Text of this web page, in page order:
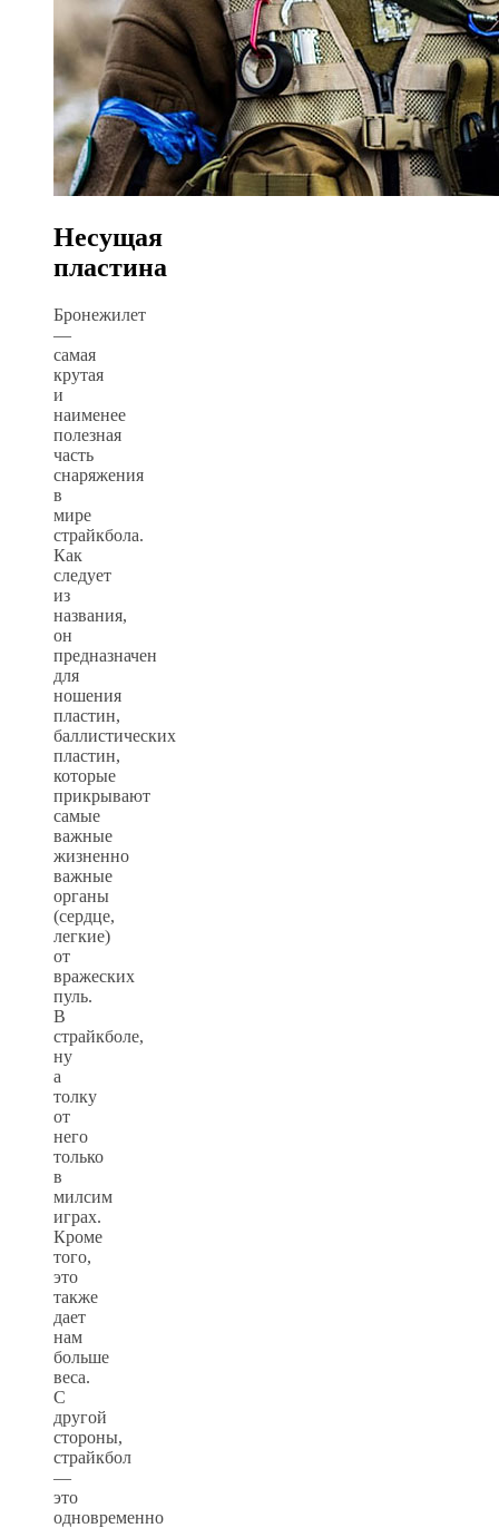
Несущая
пластина
Бронежилет
—
самая
крутая
и
наименее
полезная
часть
снаряжения
в
мире
страйкбола.
Как
следует
из
названия,
он
предназначен
для
ношения
пластин,
баллистических
пластин,
которые
прикрывают
самые
важные
жизненно
важные
органы
(сердце,
легкие)
от
вражеских
пуль.
В
страйкболе,
ну
а
толку
от
него
только
в
милсим
играх.
Кроме
того,
это
также
дает
нам
больше
веса.
С
другой
стороны,
страйкбол
—
это
одновременно